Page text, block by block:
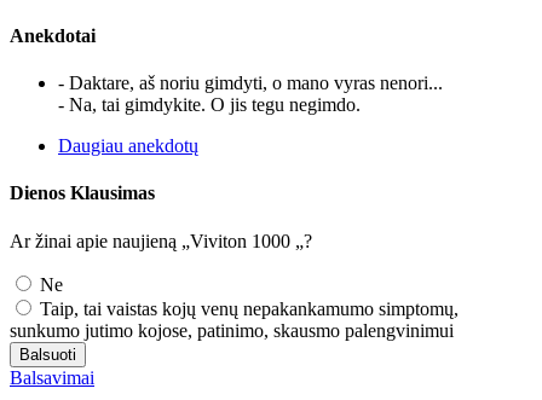
Anekdotai
- Daktare, aš noriu gimdyti, o mano vyras nenori...
- Na, tai gimdykite. O jis tegu negimdo.
Daugiau anekdotų
Dienos Klausimas
Ar žinai apie naujieną „Viviton 1000 „?
Ne
Taip, tai vaistas kojų venų nepakankamumo simptomų,
sunkumo jutimo kojose, patinimo, skausmo palengvinimui
Balsuoti
Balsavimai